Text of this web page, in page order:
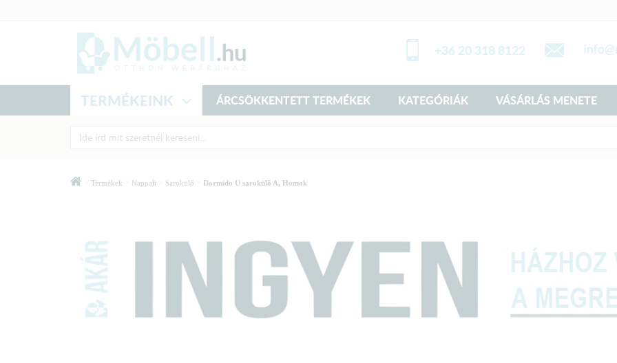
+36 20 318 8122
TERMÉKEINK ÁRCSÖKKENTETT TERMÉKEK KATEGÓRIÁK VÁSÁRLÁS MENETE
Termékek Nappali Sarokülő Dormido U sarokülő A, Homok